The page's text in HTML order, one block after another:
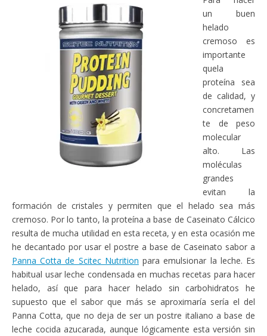
un buen
helado
cremoso es
importante
quela
proteína sea
de calidad, y
concretamen
te de peso
molecular
alto. Las
moléculas
grandes
evitan la
formación de cristales y permiten que el helado sea más
cremoso. Por lo tanto, la proteína a base de Caseinato Cálcico
resulta de mucha utilidad en esta receta, y en esta ocasión me
he decantado por usar el postre a base de Caseinato sabor a
Panna Cotta de Scitec Nutrition para emulsionar la leche. Es
habitual usar leche condensada en muchas recetas para hacer
helado, así que para hacer helado sin carbohidratos he
supuesto que el sabor que más se aproximaría sería el del
Panna Cotta, que no deja de ser un postre italiano a base de
leche cocida azucarada, aunque lógicamente esta versión sin